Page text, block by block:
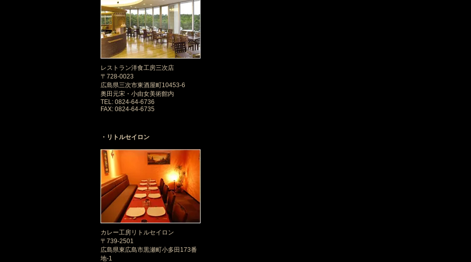
レストラン洋食工房三次店
〒728-0023
広島県三次市東酒屋町10453-6
奥田元宋・小由女美術館内
TEL: 0824-64-6736
FAX: 0824-64-6735
・リトルセイロン
カレー工房リトルセイロン
〒739-2501
広島県東広島市黒瀬町小多田173番
地-1